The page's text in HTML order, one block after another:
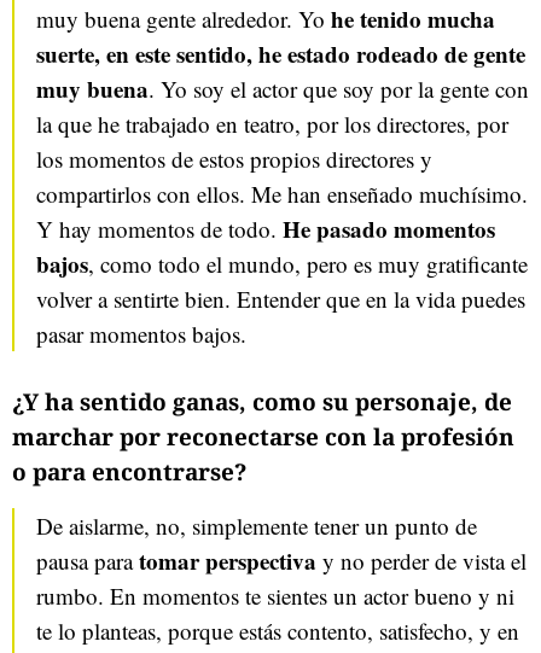
muy buena gente alrededor. Yo he tenido mucha
suerte, en este sentido, he estado rodeado de gente
muy buena. Yo soy el actor que soy por la gente con
la que he trabajado en teatro, por los directores, por
los momentos de estos propios directores y
compartirlos con ellos. Me han enseñado muchísimo.
Y hay momentos de todo. He pasado momentos
bajos, como todo el mundo, pero es muy gratificante
volver a sentirte bien. Entender que en la vida puedes
pasar momentos bajos.
¿Y ha sentido ganas, como su personaje, de
marchar por reconectarse con la profesión
o para encontrarse?
De aislarme, no, simplemente tener un punto de
pausa paratomar perspectiva y no perder de vista el
rumbo. En momentos te sientes un actor bueno y ni
te lo planteas, porque estás contento, satisfecho, y en